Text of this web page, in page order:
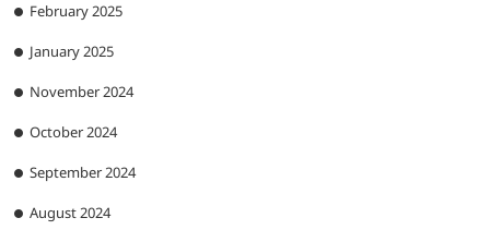
February 2025
January 2025
November 2024
October 2024
September 2024
August 2024